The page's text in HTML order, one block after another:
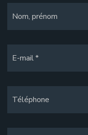
Nom, prénom
E-mail
Téléphone